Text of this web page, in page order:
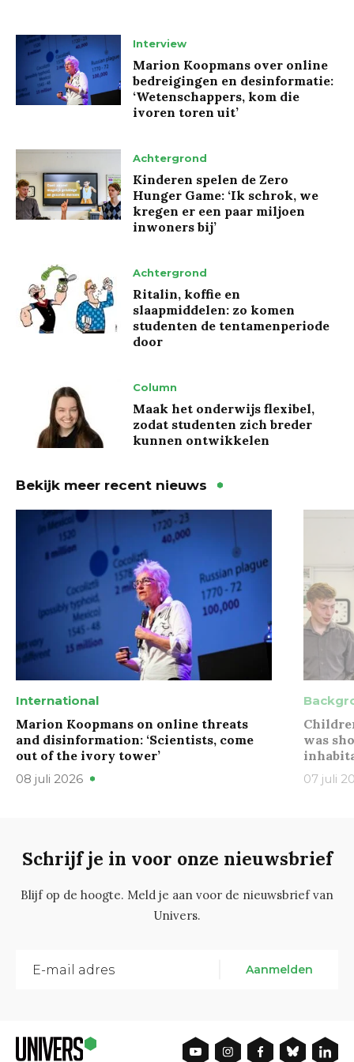
Interview
Marion Koopmans over online
bedreigingen en desinformatie:
‘Wetenschappers, kom die
ivoren toren uit’
Achtergrond
Kinderen spelen de Zero
Hunger Game: ‘Ik schrok, we
kregen er een paar miljoen
inwoners bij’
Achtergrond
Ritalin, koffie en
slaapmiddelen: zo komen
studenten de tentamenperiode
door
Column
Maak het onderwijs flexibel,
zodat studenten zich breder
kunnen ontwikkelen
Bekijk meer recent nieuws
International
Marion Koopmans on online threats
and disinformation: ‘Scientists, come
out of the ivory tower’
08 juli 2026
was
07 juli
Schrijf je in voor onze nieuwsbrief
Blijf op de hoogte. Meld je aan voor de nieuwsbrief van
Univers.
Aanmelden